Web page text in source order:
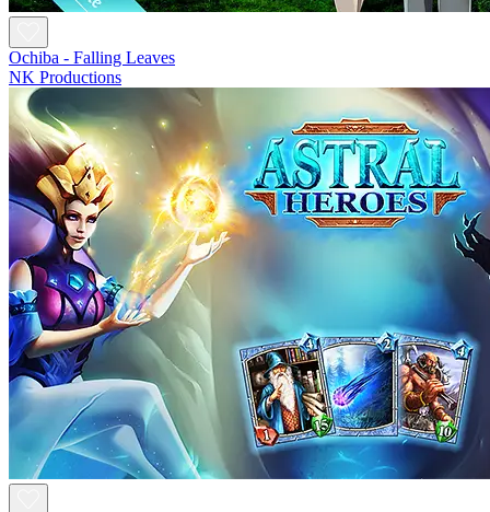
Ochiba - Falling Leaves
NK Productions